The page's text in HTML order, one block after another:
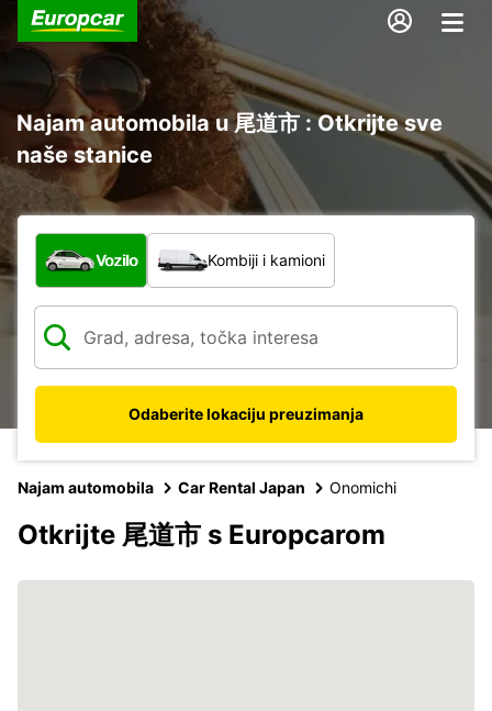
Najam automobila u 尾道市 : Otkrijte sve
naše stanice
Koja vrsta vozila?
Vozilo Kombiji i kamioni
Odaberite lokaciju preuzimanja
Najam automobila Car Rental Japan Onomichi
Otkrijte 尾道市 s Europcarom